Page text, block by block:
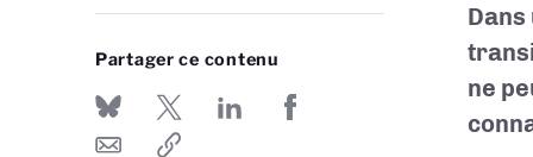
Partager ce contenu
ne